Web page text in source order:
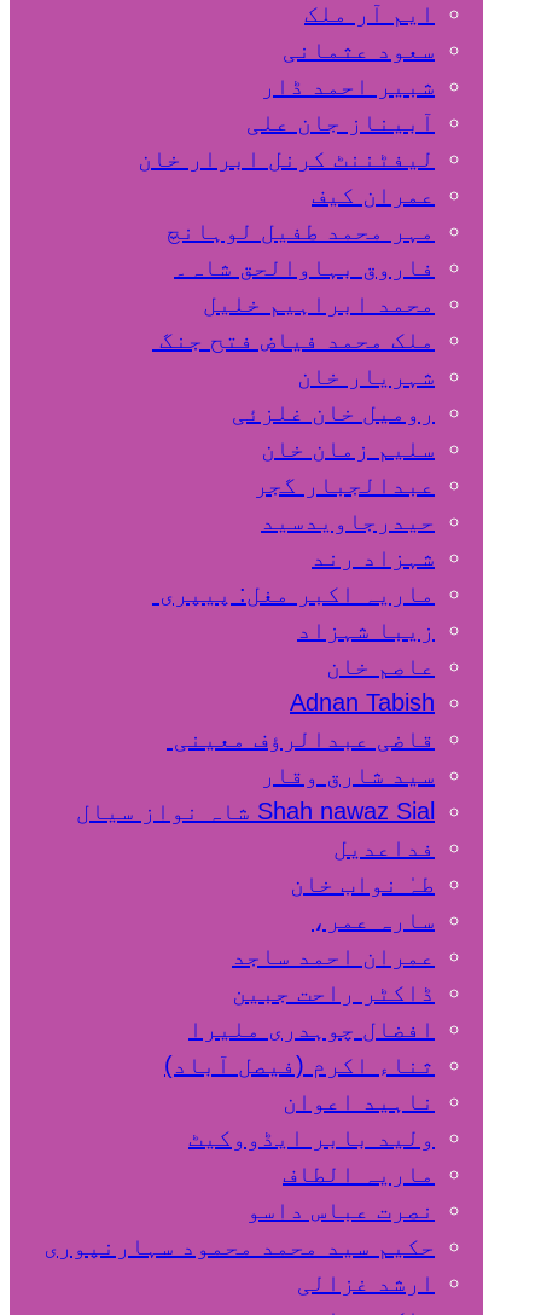
ایم آر ملک
سعود عثمانی
شبیر احمد ڈار
آبیناز جان علی
لیفٹننٹ کرنل ابرار خان
عمران کیف
مہر محمد طفیل لوہانچ
فاروق بہاوالحق شاہ۔
محمد ابراہیم خلیل
ملک محمد فیاض فتح جنگ
شہریار خان
رومیل خان غلزئی
سلیم زمان خان
عبدالجبار گجر
حیدرجاویدسید
شہزاد رند
ماریہ اکبر مغل: پیپری
زیبا شہزاد
عاصم خان
Adnan Tabish
قاضی عبدالرؤف معینی
سید شارق وقار
Shah nawaz Sial شاہ نواز سیال
فداعدیل
طہٰ نواب خان
سارہ عمر،
عمران احمد ساجد
ڈاکٹر راحت جبین
افضال چوہدری ملیرا
ثناء اکرم (فیصل آباد)
ناہید اعوان
ولید بابر ایڈووکیٹ
ماریہ الطاف
نصرت عباس داسو
حکیم سید محمد محمود سہارنپوری
ارشد غزالی